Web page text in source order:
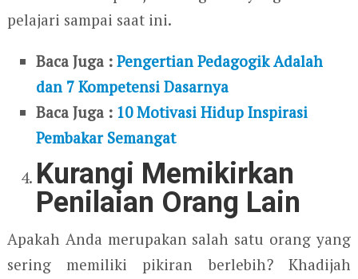
pelajari sampai saat ini.
Baca Juga :Pengertian Pedagogik Adalah
dan 7 Kompetensi Dasarnya
Baca Juga : 10 Motivasi Hidup Inspirasi
Pembakar Semangat
Kurangi Memikirkan
Penilaian Orang Lain
Apakah Anda merupakan salah satu orang yang
sering memiliki pikiran berlebih? Khadijah